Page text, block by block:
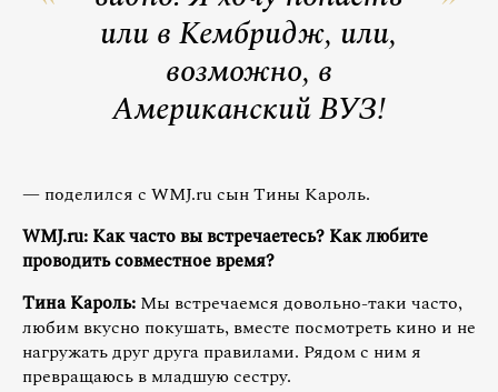
или в Кембридж, или,
возможно, в
Американский ВУЗ!
— поделился с WMJ.ru сын Тины Кароль.
WMJ.ru: Как часто вы встречаетесь? Как любите
проводить совместное время?
Тина Кароль: Мы встречаемся довольно-таки часто,
любим вкусно покушать, вместе посмотреть кино и не
нагружать друг друга правилами. Рядом с ним я
превращаюсь в младшую сестру.